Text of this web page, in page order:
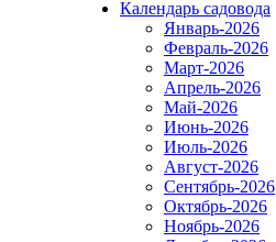
Календарь садовода
Январь-2026
Февраль-2026
Март-2026
Апрель-2026
Май-2026
Июнь-2026
Июль-2026
Август-2026
Сентябрь-2026
Октябрь-2026
Ноябрь-2026